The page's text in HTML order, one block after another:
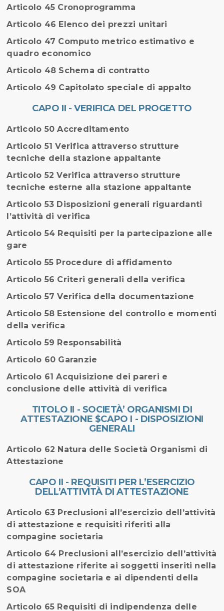
Articolo 45 Cronoprogramma
Articolo 46 Elenco dei prezzi unitari
Articolo 47 Computo metrico estimativo e
quadro economico
Articolo 48 Schema di contratto
Articolo 49 Capitolato speciale di appalto
CAPO II - VERIFICA DEL PROGETTO
Articolo 50 Accreditamento
Articolo 51 Verifica attraverso strutture
tecniche della stazione appaltante
Articolo 52 Verifica attraverso strutture
tecniche esterne alla stazione appaltante
Articolo 53 Disposizioni generali riguardanti
l’attività di verifica
Articolo 54 Requisiti per la partecipazione alle
gare
Articolo 55 Procedure di affidamento
Articolo 56 Criteri generali della verifica
Articolo 57 Verifica della documentazione
Articolo 58 Estensione del controllo e momenti
della verifica
Articolo 59 Responsabilità
Articolo 60 Garanzie
Articolo 61 Acquisizione dei pareri e
conclusione delle attività di verifica
TITOLO II - SOCIETÀ’ ORGANISMI DI
ATTESTAZIONE $CAPO I - DISPOSIZIONI
GENERALI
Articolo 62 Natura delle Società Organismi di
Attestazione
CAPO II - REQUISITI PER L’ESERCIZIO
DELL’ATTIVITÀ DI ATTESTAZIONE
Articolo 63 Preclusioni all’esercizio dell’attività
di attestazione e requisiti riferiti alla
compagine societaria
Articolo 64 Preclusioni all’esercizio dell’attività
di attestazione riferite ai soggetti inseriti nella
compagine societaria e ai dipendenti della
SOA
Articolo 65 Requisiti di indipendenza delle